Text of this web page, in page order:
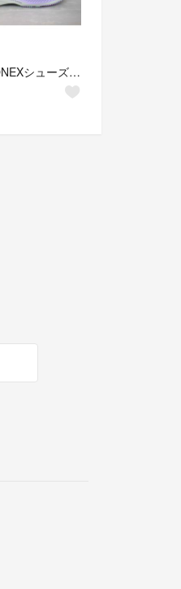
新品 YONEXシューズ25.0㎝